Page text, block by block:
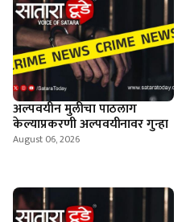
अल्पवयीन मुलीचा पाठलाग
केल्याप्रकरणी अल्पवयीनावर गुन्हा
August 06, 2026